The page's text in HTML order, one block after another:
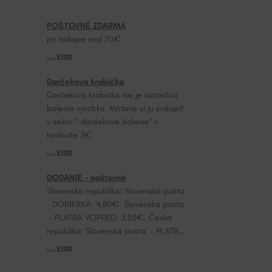
POŠTOVNÉ ZDARMA
pri nákupe nad 70€
... viac
Darčeková krabička
Darčeková krabička nie je súčasťou
balenia výrobku. Môžete si ju prikúpiť
v sekcii “ darčekové balenie“ v
hodnote 3€
... viac
DODANIE – poštovné
Slovenská republika: Slovenská pošta
– DOBIERKA: 4,80€. Slovenská pošta
– PLATBA VOPRED: 3,50€. Česká
republika: Slovenská pošta – PLATBA
VOPRED: 7,20€.
... viac